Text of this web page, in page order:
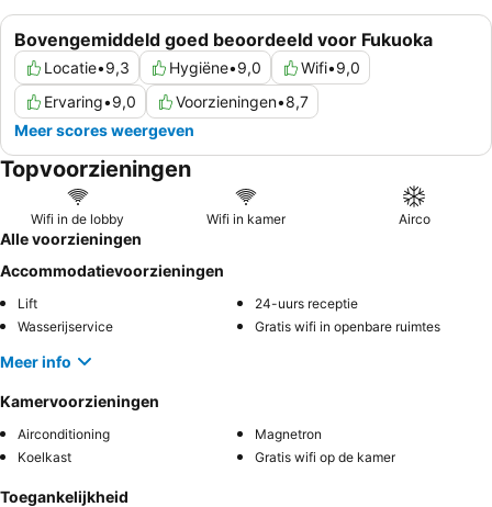
Bovengemiddeld goed beoordeeld voor Fukuoka
Locatie•9,3 Hygiëne•9,0 Wifi•9,0
Ervaring•9,0 Voorzieningen•8,7
Meer scores weergeven
Topvoorzieningen
Wifi in de lobby Wifi in kamer Airco
Alle voorzieningen
Accommodatievoorzieningen
Lift
24-uurs receptie
Wasserijservice
Gratis wifi in openbare ruimtes
Meer info
Kamervoorzieningen
Airconditioning
Magnetron
Koelkast
Gratis wifi op de kamer
Toegankelijkheid